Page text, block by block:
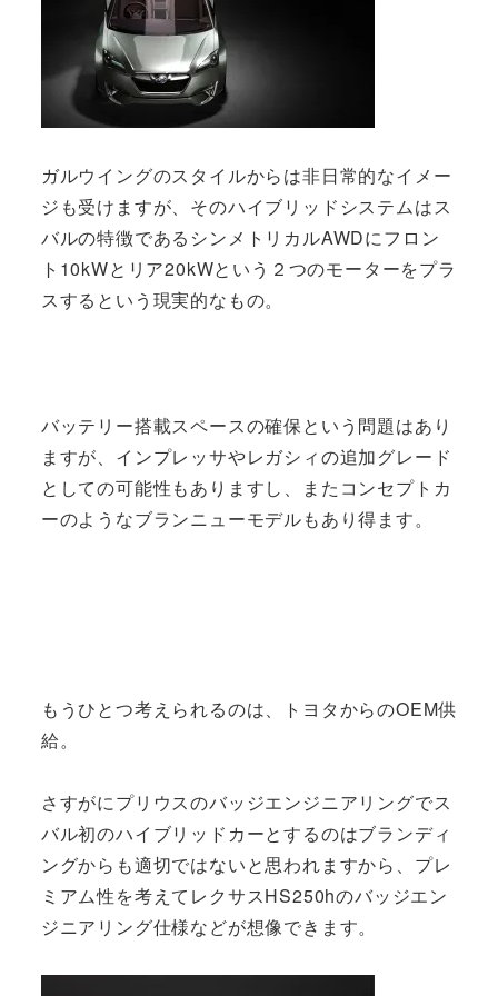
ガルウイングのスタイルからは非日常的なイメー
ジも受けますが、そのハイブリッドシステムはス
バルの特徴であるシンメトリカルAWDにフロン
ト10kWとリア20kWという２つのモーターをプラ
スするという現実的なもの。
バッテリー搭載スペースの確保という問題はあり
ますが、インプレッサやレガシィの追加グレード
としての可能性もありますし、またコンセプトカ
ーのようなブランニューモデルもあり得ます。
もうひとつ考えられるのは、トヨタからのOEM供
給。
さすがにプリウスのバッジエンジニアリングでス
バル初のハイブリッドカーとするのはブランディ
ングからも適切ではないと思われますから、プレ
ミアム性を考えてレクサスHS250hのバッジエン
ジニアリング仕様などが想像できます。